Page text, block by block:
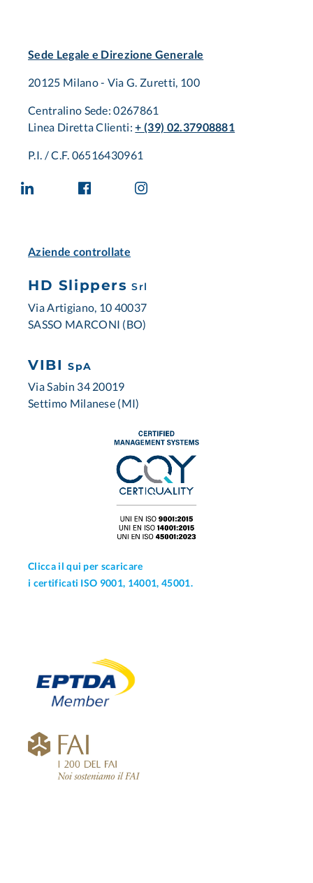
Sede Legale e Direzione Generale
20125 Milano - Via G. Zuretti, 100
Centralino Sede: 0267861
Linea Diretta Clienti:+ (39) 02.37908881
P.I. / C.F. 06516430961
Aziende controllate
HD Slippers Srl
Via Artigiano, 10 40037
SASSO MARCONI (BO)
VIBI SpA
Via Sabin 34 20019
Settimo Milanese (MI)
Clicca il qui per scaricare
i certificati ISO 9001, 14001, 45001.